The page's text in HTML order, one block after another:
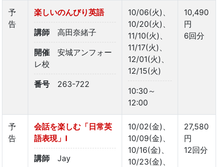
予
告
楽しいのんびり英語
講師 高田奈緒子
開催
安城アンフォー
レ校
番号 263-722
10/06(火)、
10/20(火)、
11/10(火)、
11/17(火)、
12/01(火)、
12/15(火)
10:30～
12:00
10,490
円
6回分
予
告
会話を楽しむ「日常英
語表現」Ⅰ
講師 Jay
10/02(金)、
10/09(金)、
10/16(金)、
10/23(金)、
27,580
円
12回分